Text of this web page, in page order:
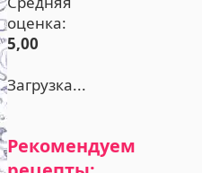
оценка:
5,00
Загрузка...
Рекомендуем